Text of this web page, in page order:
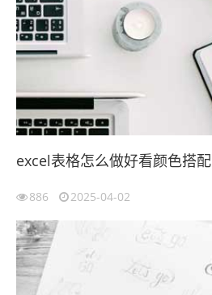
excel表格怎么做好看颜色搭配
886 2025-04-02